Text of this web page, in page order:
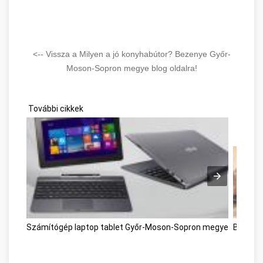
<-- Vissza a Milyen a jó konyhabútor? Bezenye Győr-
Moson-Sopron megye blog oldalra!
További cikkek
Számítógép laptop tablet Győr-Moson-Sopron megye Bútor